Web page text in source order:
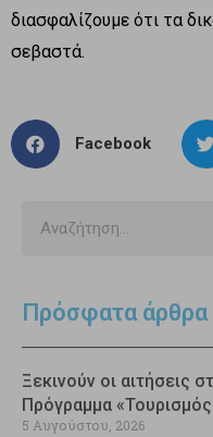
διασφαλίζουμε ότι τα
σεβαστά.
Facebook
Πρόσφατα άρθρα
Ξεκινούν οι αιτήσεις
Πρόγραμμα
5 Αυγούστου, 2026